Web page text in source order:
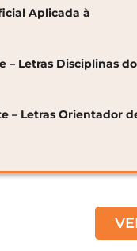
Aplicada à
– Letras Disciplinas
– Letras Orientador